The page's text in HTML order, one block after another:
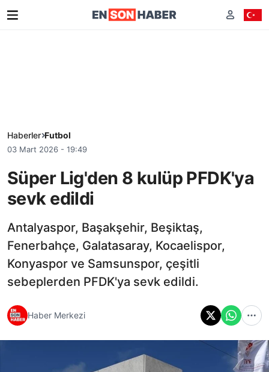
Haberler Futbol
03 Mart 2026 - 19:49
Süper Lig'den 8 kulüp PFDK'ya
sevk edildi
Antalyaspor, Başakşehir, Beşiktaş,
Fenerbahçe, Galatasaray, Kocaelispor,
Konyaspor ve Samsunspor, çeşitli
sebeplerden PFDK'ya sevk edildi.
Haber Merkezi